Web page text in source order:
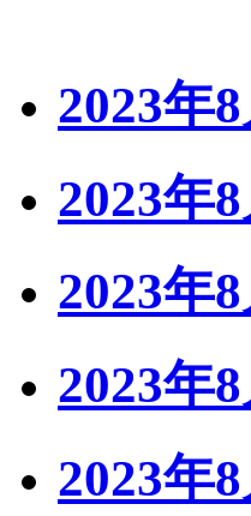
2023年
2023年
2023年
2023年
2023年